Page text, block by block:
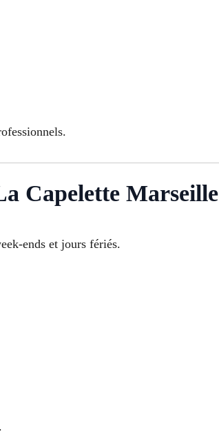
Capelette Marseille
ends et jours fériés.